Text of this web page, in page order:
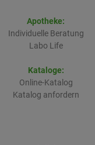
Apotheke:
Individuelle Beratung
Labo Life
Kataloge:
Online-Katalog
Katalog anfordern